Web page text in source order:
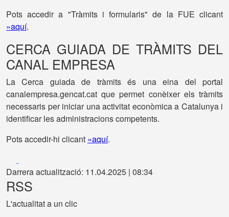
Pots accedir a "Tràmits i formularis" de la FUE clicant
»aquí.
CERCA GUIADA DE TRÀMITS DEL
CANAL EMPRESA
La Cerca guiada de tràmits és una eina del portal
canalempresa.gencat.cat que permet conèixer els tràmits
necessaris per iniciar una activitat econòmica a Catalunya i
identificar les administracions competents.
Pots accedir-hi clicant »aquí.
Darrera actualització: 11.04.2025 | 08:34
RSS
L'actualitat a un clic